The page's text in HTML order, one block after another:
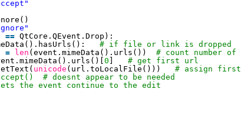
== QtCore.QEvent.Drop):
# if file or link is dropped
= len (event.mimeData().urls()) # count number of
0
# get first url
unicode (url.toLocalFile())) # assign
# doesnt appear to be needed
the event continue to the edit